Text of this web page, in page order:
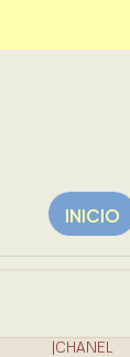
INICIO
|CHANEL